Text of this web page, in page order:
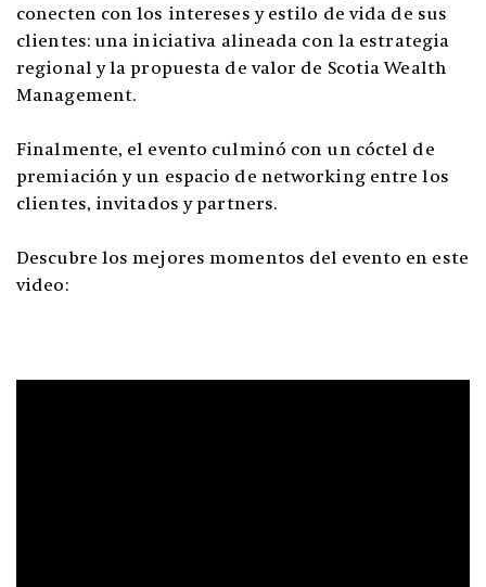
conecten con los intereses y estilo de vida de sus
clientes: una iniciativa alineada con la estrategia
regional y la propuesta de valor de Scotia Wealth
Management.
Finalmente, el evento culminó con un cóctel de
premiación y un espacio de networking entre los
clientes, invitados y partners.
Descubre los mejores momentos del evento en este
video: